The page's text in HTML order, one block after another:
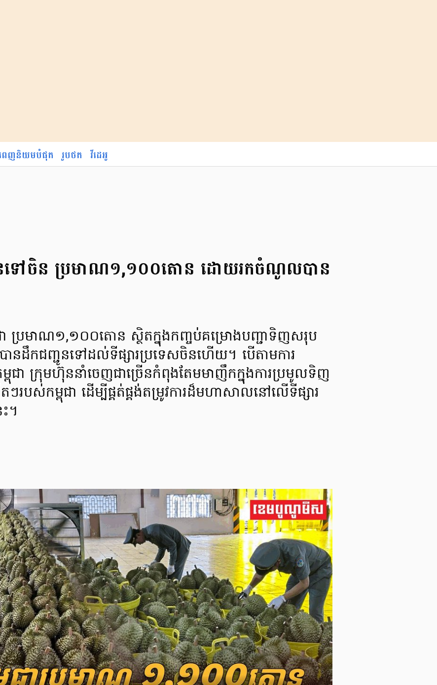
េញនិយមបំផុត រូបថត វីដេអូ
េនទៅចិន ប្រមាណ១,១០០តោន ដោយរកចំណូលបាន
ា ប្រមាណ១,១០០តោន ស្ថិតក្នុងកញ្ចប់គម្រោងបញ្ជាទិញសរុប
នដឹកជញ្ជូនទៅដល់ទីផ្សារប្រទេសចិនហើយ។ បើតាមការ
ពុជា ក្រុមហ៊ុននាំចេញជាច្រើនកំពុងតែមមាញឹកក្នុងការប្រមូលទិញ
តៗរបស់កម្ពុជា ដើម្បីផ្គត់ផ្គង់តម្រូវការដ៏មហាសាលនៅលើទីផ្សារ
។